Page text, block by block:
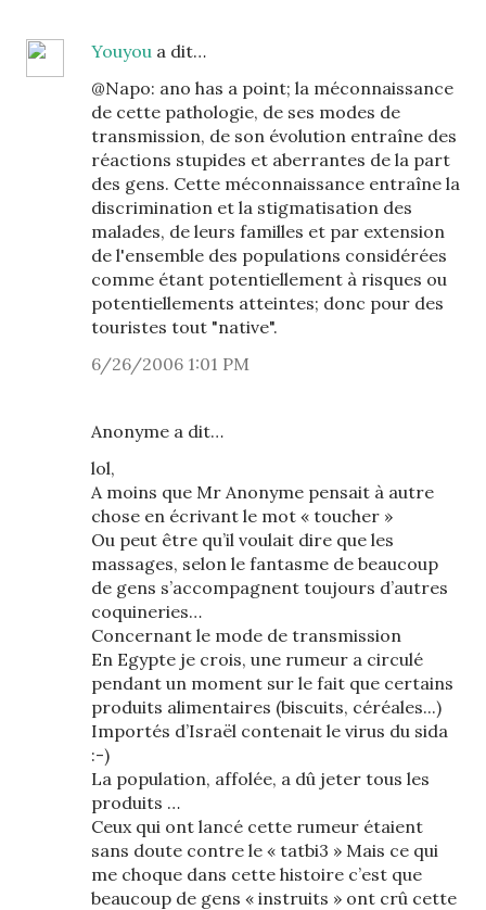
Youyou a dit…
@Napo: ano has a point; la méconnaissance
de cette pathologie, de ses modes de
transmission, de son évolution entraîne des
réactions stupides et aberrantes de la part
des gens. Cette méconnaissance entraîne la
discrimination et la stigmatisation des
malades, de leurs familles et par extension
de l'ensemble des populations considérées
comme étant potentiellement à risques ou
potentiellements atteintes; donc pour des
touristes tout "native".
6/26/2006 1:01 PM
Anonyme a dit…
lol,
A moins que Mr Anonyme pensait à autre
chose en écrivant le mot « toucher »
Ou peut être qu’il voulait dire que les
massages, selon le fantasme de beaucoup
de gens s’accompagnent toujours d’autres
coquineries…
Concernant le mode de transmission
En Egypte je crois, une rumeur a circulé
pendant un moment sur le fait que certains
produits alimentaires (biscuits, céréales...)
Importés d’Israël contenait le virus du sida
:-)
La population, affolée, a dû jeter tous les
produits …
Ceux qui ont lancé cette rumeur étaient
sans doute contre le « tatbi3 » Mais ce qui
me choque dans cette histoire c’est que
beaucoup de gens « instruits » ont crû cette